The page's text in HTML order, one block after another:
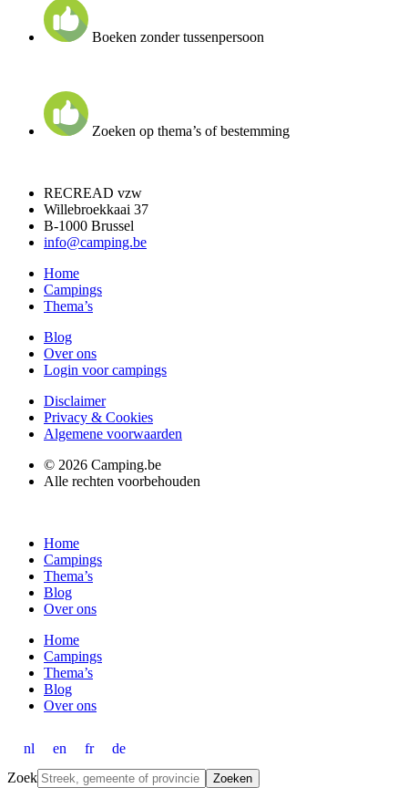
Boeken zonder tussenpersoon
Zoeken op thema’s of bestemming
RECREAD vzw
Willebroekkaai 37
B-1000 Brussel
info@camping.be
Home
Campings
Thema’s
Blog
Over ons
Login voor campings
Disclaimer
Privacy & Cookies
Algemene voorwaarden
© 2026 Camping.be
Alle rechten voorbehouden
Home
Campings
Thema’s
Blog
Over ons
Home
Campings
Thema’s
Blog
Over ons
nl en fr
de
Zoek
Zoeken